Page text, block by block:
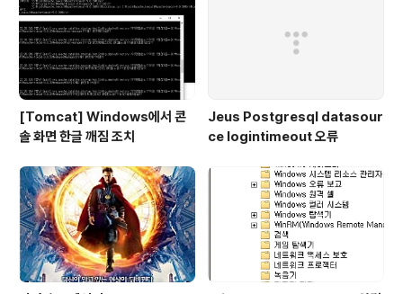
[Tomcat] Windows에서 콘
솔 화면 한글 깨짐 조치
Jeus Postgresql datasour
ce logintimeout 오류